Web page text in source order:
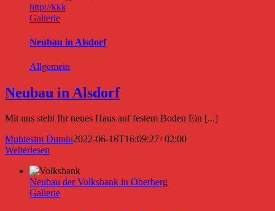
http://kkk
Gallerie
Neubau in Alsdorf
Allgemein
Neubau in Alsdorf
Mit uns steht Ihr neues Haus auf festem Boden Ein [...]
Muhtesim Dumlu2022-06-16T16:09:27+02:00
Weiterlesen
Neubau der Volksbank in Oberberg
Gallerie